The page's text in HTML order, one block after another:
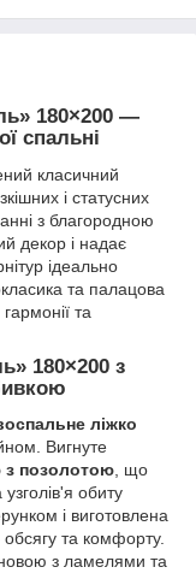
180×200 —
спальні
класичний
і статусних
з благородною
декор і надає
ідеально
та палацова
та
180×200 з
ліжко
Вигнуте
з позолотою, що
обиту
і виготовлена
та комфорту.
з ламелями та